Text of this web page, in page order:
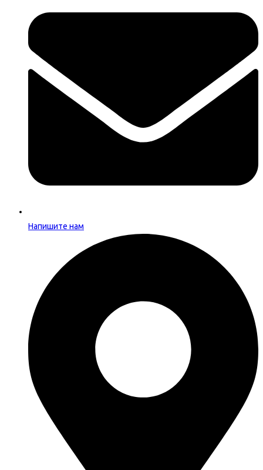
Напишите нам